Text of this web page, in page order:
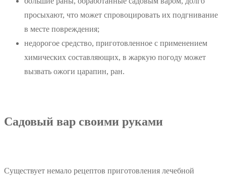
просыхают, что может спровоцировать их подгнивание
в месте повреждения;
недорогое средство, приготовленное с применением
химических составляющих, в жаркую погоду может
вызвать ожоги царапин, ран.
Садовый вар своими руками
Существует немало рецептов приготовления лечебной